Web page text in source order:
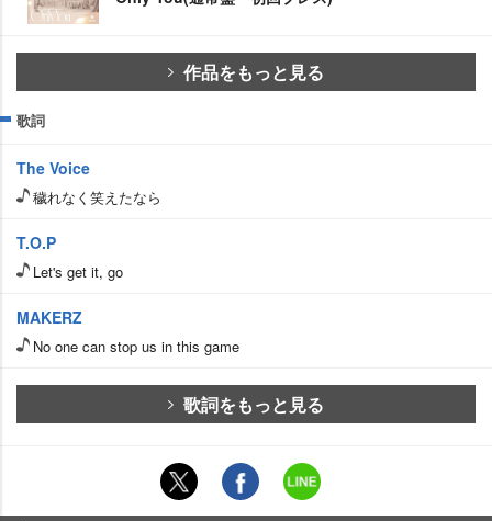
作品をもっと見る
歌詞
The Voice
穢れなく笑えたなら
T.O.P
Let's get it, go
MAKERZ
No one can stop us in this game
歌詞をもっと見る